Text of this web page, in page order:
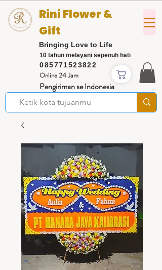
085771523822
Rini Flower &
Gift
Bringing Love to Life
Online 24 Jam
Pengiriman se Indonesia
10 tahun melayani sepenuh hati